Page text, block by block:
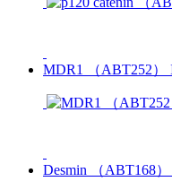
MDR1 （ABT252）
Desmin （ABT168